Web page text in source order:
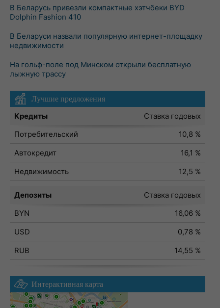
В Беларусь привезли компактные хэтчбеки BYD
Dolphin Fashion 410
В Беларуси назвали популярную интернет-площадку
недвижимости
На гольф-поле под Минском открыли бесплатную
лыжную трассу
Лучшие предложения
Кредиты
Ставка годовых
Потребительский
10,8 %
Автокредит
16,1 %
Недвижимость
12,5 %
Депозиты
Ставка годовых
BYN
16,06 %
USD
0,78 %
RUB
14,55 %
Интерактивная карта